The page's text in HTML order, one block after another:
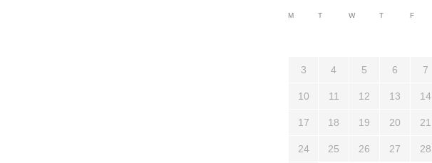
M T W T F
3 4 5 6 7
10 11 12 13 14
17 18 19 20 21
24 25 26 27 28